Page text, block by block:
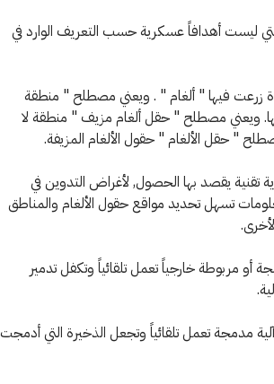
ليست أهدافاً عسكرية حسب التعريف الوارد في
فيها " ألغام " . ويعني مصطلح " منطقة
ويعني مصطلح " حقل ألغام مزيف " منطقة لا
" حقل الألغام " حقول الألغام المزيفة.
تقنية يقصد بها الحصول, لأغراض التدوين في
تسهل تحديد مواقع حقول الألغام والمناطق
أو مربوطة خارجياً تعمل تلقائياً وتكفل تدمير
مدمجة تعمل تلقائياً وتجعل الذخيرة التي أدمجت